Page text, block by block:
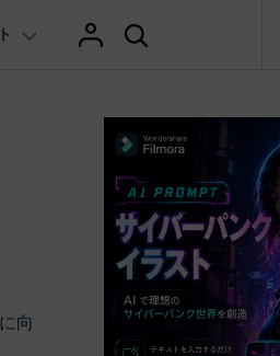
元・バックアップ
・ファイル修復ソフト
法人
サポ
データ復元・転送
Dr.Fone
Recoverit
サポート
テキスト
テキスト挿入
テキスト読み上げ(TTS)
自動字幕起こし(STT)
動
テ
AI
& AI機能
音声生成ツール
AIイラストや
AI絵自動生成ツ
AI画像生成ツー
AIアップスケー
動画マーケティング
プレゼンテーション動画
TikTok広告動画
ドショー作成関連知識 NEW
ムービー作成テクニック
使えるエフェクト素材おすすめ
ブランド紹介
レビュー
Filmoraのニュースとレビュ
く見る
協業実績
Filmora製品や、公式キャラク
向